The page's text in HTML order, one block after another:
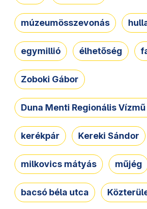
múzeumösszevonás
egymillió élhetőség
Zoboki Gábor
Duna Menti Regionális
kerékpár Kereki Sándor
milkovics mátyás műjég
bacsó béla utca